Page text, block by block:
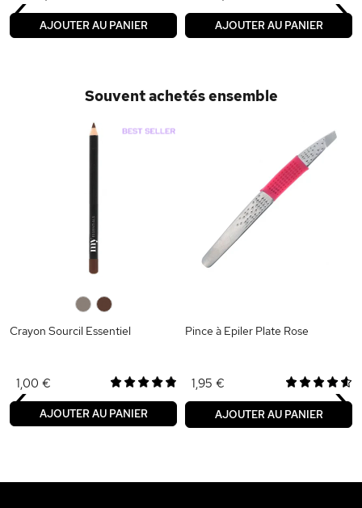
AJOUTER AU PANIER AJOUTER AU PANIER
Souvent achetés ensemble
Crayon Sourcil Essentiel
1,00 €
AJOUTER AU PANIER
Pince à Epiler Plate Rose
1,95 €
AJOUTER AU PANIER
‹ ›